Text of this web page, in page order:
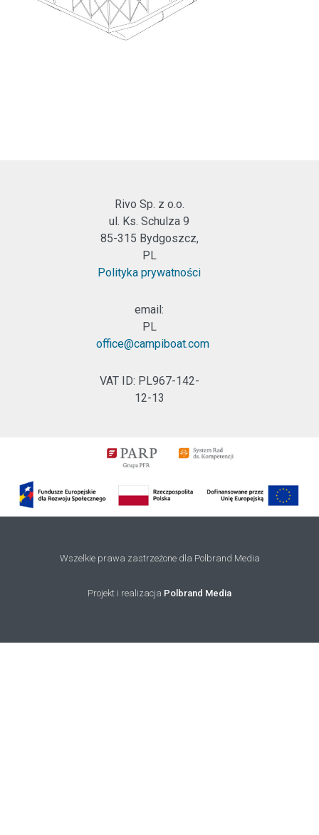
Rivo Sp. z o.o.
ul. Ks. Schulza 9
85-315 Bydgoszcz,
PL
Polityka prywatności
email:
PL
office@campiboat.com
VAT ID: PL967-142-
12-13
Wszelkie prawa zastrzeżone dla Polbrand Media
Projekt i realizacja Polbrand Media